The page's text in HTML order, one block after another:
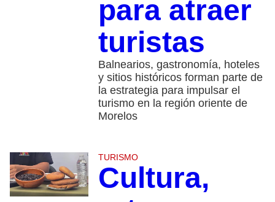
para atraer
turistas
Balnearios, gastronomía, hoteles
y sitios históricos forman parte de
la estrategia para impulsar el
turismo en la región oriente de
Morelos
TURISMO
Cultura,